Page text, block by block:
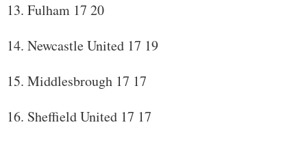
13. Fulham 17 20
14. Newcastle United 17 19
15. Middlesbrough 17 17
16. Sheffield United 17 17